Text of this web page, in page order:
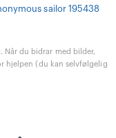
sailor 195438
Når du bidrar med bilder,
hjelpen (du kan selvfølgelig